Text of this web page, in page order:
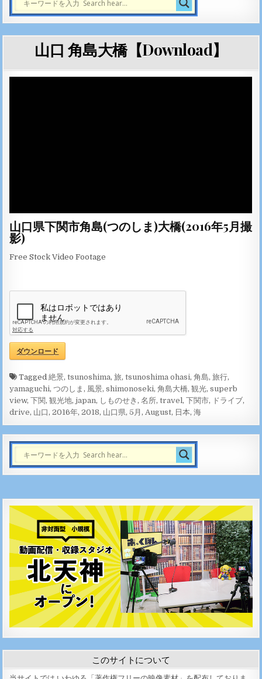
山口 角島大橋【Download】
山口県下関市角島(つのしま)大橋(2016年5月撮
影)
Free Stock Video Footage
ダウンロード
Tagged絶景,tsunoshima,旅,tsunoshima ohasi,角島,旅行,
yamaguchi,つのしま, 風景,shimonoseki,角島大橋,観光,superb
view,下関,観光地,japan, しものせき,名所,travel,下関市, ドライブ,
drive, 山口,2016年,2018, 山口県,5月,August, 日本,海
このサイトについて